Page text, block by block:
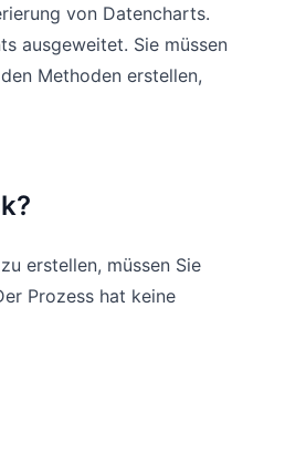
von Datencharts.
ausgeweitet. Sie müssen
Methoden erstellen,
erstellen, müssen Sie
Prozess hat keine